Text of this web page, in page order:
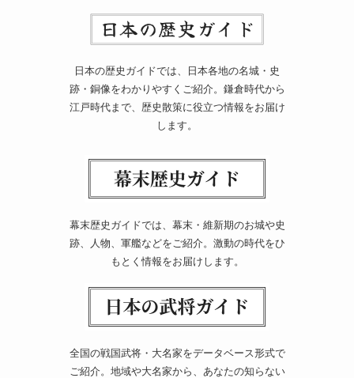
日本の歴史ガイドでは、日本各地の名城・史
跡・銅像をわかりやすくご紹介。鎌倉時代から
江戸時代まで、歴史散策に役立つ情報をお届け
します。
幕末歴史ガイドでは、幕末・維新期のお城や史
跡、人物、軍艦などをご紹介。激動の時代をひ
もとく情報をお届けします。
全国の戦国武将・大名家をデータベース形式で
ご紹介。地域や大名家から、あなたの知らない